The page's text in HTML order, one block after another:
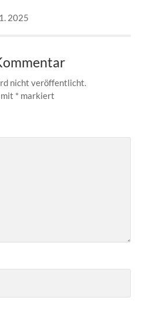
2025
nicht veröffentlicht.
* markiert